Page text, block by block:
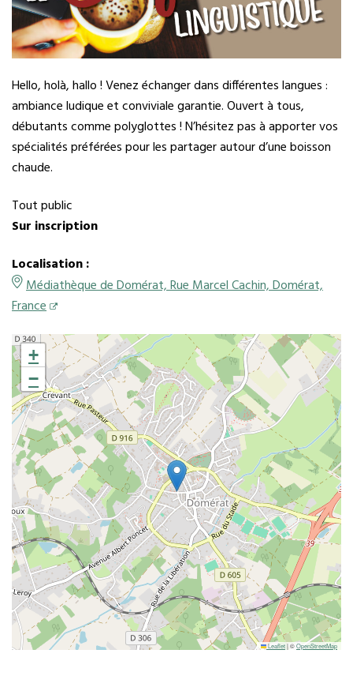
Hello, holà, hallo ! Venez échanger dans différentes langues :
ambiance ludique et conviviale garantie. Ouvert à tous,
débutants comme polyglottes ! N’hésitez pas à apporter vos
spécialités préférées pour les partager autour d’une boisson
chaude.
Tout public
Sur inscription
Localisation :
Médiathèque de Domérat, Rue Marcel Cachin, Domérat,
France
+
−
Leaflet|©OpenStreetMap